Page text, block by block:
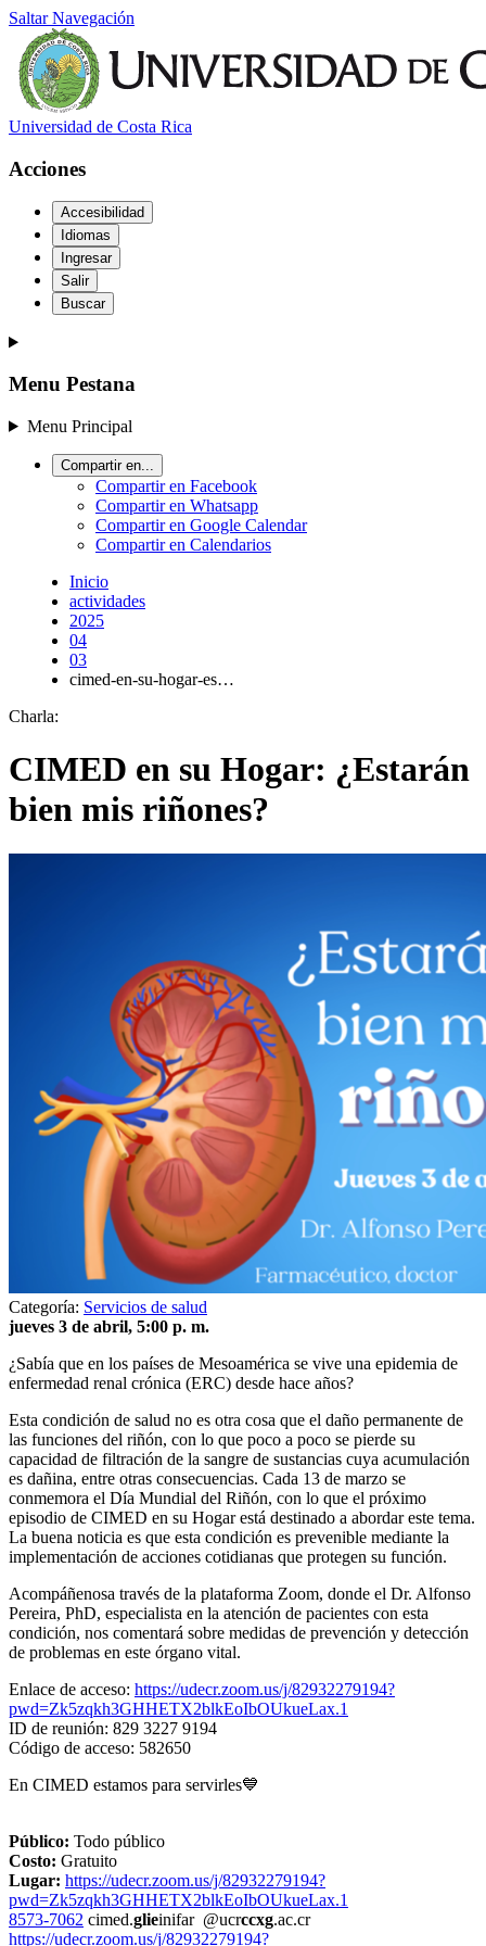
Saltar Navegación
Universidad de Costa Rica
Acciones
Accesibilidad
Idiomas
Ingresar
Salir
Buscar
Menu Pestana
Menu Principal
Compartir en...
Compartir en Facebook
Compartir en Whatsapp
Compartir en Google Calendar
Compartir en Calendarios
Inicio
actividades
2025
04
03
cimed-en-su-hogar-es…
Charla:
CIMED en su Hogar: ¿Estarán
bien mis riñones?
Categoría: Servicios de salud
jueves 3 de abril, 5:00 p. m.
¿Sabía que en los países de Mesoamérica se vive una epidemia de
enfermedad renal crónica (ERC) desde hace años?
Esta condición de salud no es otra cosa que el daño permanente de
las funciones del riñón, con lo que poco a poco se pierde su
capacidad de filtración de la sangre de sustancias cuya acumulación
es dañina, entre otras consecuencias. Cada 13 de marzo se
conmemora el Día Mundial del Riñón, con lo que el próximo
episodio de CIMED en su Hogar está destinado a abordar este tema.
La buena noticia es que esta condición es prevenible mediante la
implementación de acciones cotidianas que protegen su función.
Acompáñenosa través de la plataforma Zoom, donde el Dr. Alfonso
Pereira, PhD, especialista en la atención de pacientes con esta
condición, nos comentará sobre medidas de prevención y detección
de problemas en este órgano vital.
Enlace de acceso: https://udecr.zoom.us/j/82932279194?
pwd=Zk5zqkh3GHHETX2blkEoIbOUkueLax.1
ID de reunión: 829 3227 9194
Código de acceso: 582650
En CIMED estamos para servirles💙
Público: Todo público
Costo: Gratuito
Lugar: https://udecr.zoom.us/j/82932279194?
pwd=Zk5zqkh3GHHETX2blkEoIbOUkueLax.1
8573-7062 cimed.glieinifar @ucrccxg.ac.cr
https://udecr.zoom.us/j/82932279194?